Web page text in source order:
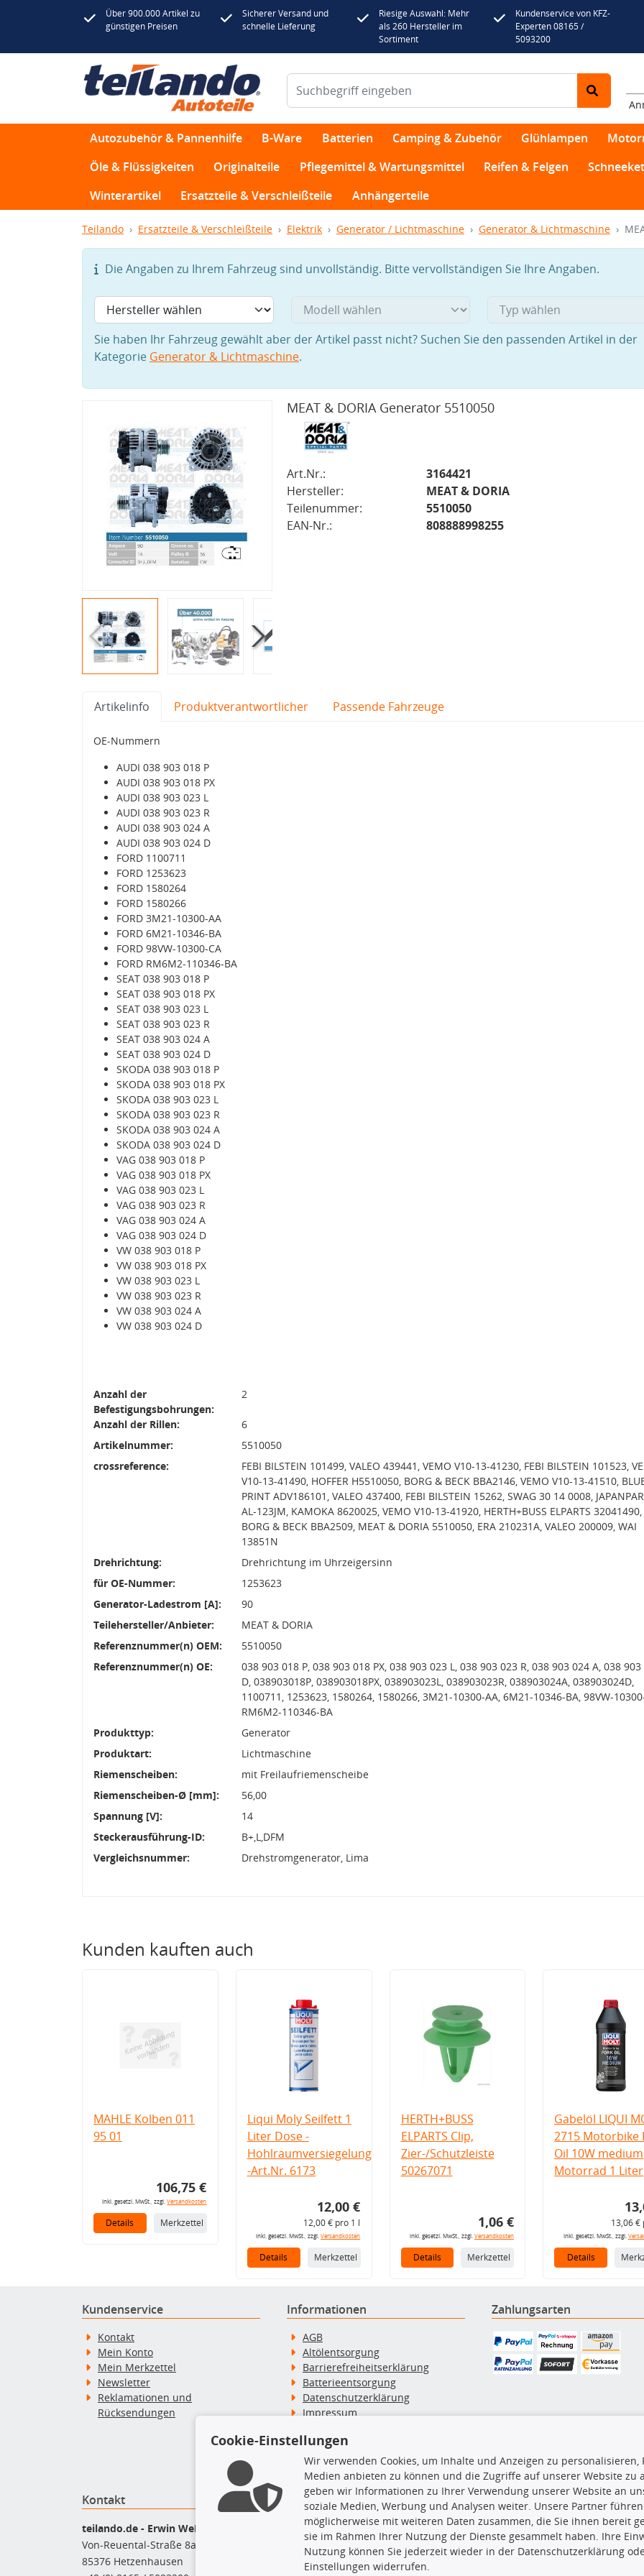
Über 900.000 Artikel zu
günstigen Preisen
Sicherer Versand und
schnelle Lieferung
Riesige Auswahl: Mehr
als 260 Hersteller im
Sortiment
Kundenservice von KFZ-
Experten 08165 /
5093200
Autozubehör & Pannenhilfe B-Ware Batterien Camping & Zubehör Glühlampen
Öle & Flüssigkeiten
Originalteile Pflegemittel & Wartungsmittel Reifen & Felgen
Winterartikel
Ersatzteile & Verschleißteile Anhängerteile
Teilando Ersatzteile & Verschleißteile Elektrik Generator / Lichtmaschine Generator & Lichtmaschine
Die Angaben zu Ihrem Fahrzeug sind unvollständig. Bitte vervollständigen Sie Ihre Angaben.
Sie haben Ihr Fahrzeug gewählt aber der Artikel passt nicht? Suchen Sie den passenden Artikel in der
Kategorie Generator & Lichtmaschine.
MEAT & DORIA Generator 5510050
Art.Nr.:
3164421
Hersteller:
MEAT & DORIA
Teilenummer:
5510050
EAN-Nr.:
808888998255
Artikelinfo Produktverantwortlicher Passende Fahrzeuge
OE-Nummern
AUDI 038 903 018 P
AUDI 038 903 018 PX
AUDI 038 903 023 L
AUDI 038 903 023 R
AUDI 038 903 024 A
AUDI 038 903 024 D
FORD 1100711
FORD 1253623
FORD 1580264
FORD 1580266
FORD 3M21-10300-AA
FORD 6M21-10346-BA
FORD 98VW-10300-CA
FORD RM6M2-110346-BA
SEAT 038 903 018 P
SEAT 038 903 018 PX
SEAT 038 903 023 L
SEAT 038 903 023 R
SEAT 038 903 024 A
SEAT 038 903 024 D
SKODA 038 903 018 P
SKODA 038 903 018 PX
SKODA 038 903 023 L
SKODA 038 903 023 R
SKODA 038 903 024 A
SKODA 038 903 024 D
VAG 038 903 018 P
VAG 038 903 018 PX
VAG 038 903 023 L
VAG 038 903 023 R
VAG 038 903 024 A
VAG 038 903 024 D
VW 038 903 018 P
VW 038 903 018 PX
VW 038 903 023 L
VW 038 903 023 R
VW 038 903 024 A
VW 038 903 024 D
Anzahl der
Befestigungsbohrungen:
2
Anzahl der Rillen:
6
Artikelnummer:
5510050
crossreference:
FEBI BILSTEIN 101499, VALEO 439441, VEMO V10-13-41230, FEBI BILSTEIN 101523,
V10-13-41490, HOFFER H5510050, BORG & BECK BBA2146, VEMO V10-13-41510,
PRINT ADV186101, VALEO 437400, FEBI BILSTEIN 15262, SWAG 30 14 0008,
AL-123JM, KAMOKA 8620025, VEMO V10-13-41920, HERTH+BUSS ELPARTS 32041490,
BORG & BECK BBA2509, MEAT & DORIA 5510050, ERA 210231A, VALEO 200009, WAI
13851N
Drehrichtung:
Drehrichtung im Uhrzeigersinn
für OE-Nummer:
1253623
Generator-Ladestrom [A]:
90
Teilehersteller/Anbieter:
MEAT & DORIA
Referenznummer(n) OEM:
5510050
Referenznummer(n) OE:
038 903 018 P, 038 903 018 PX, 038 903 023 L, 038 903 023 R, 038 903 024 A, 038 903
D, 038903018P, 038903018PX, 038903023L, 038903023R, 038903024A, 038903024D,
1100711, 1253623, 1580264, 1580266, 3M21-10300-AA, 6M21-10346-BA, 98VW-
RM6M2-110346-BA
Produkttyp:
Generator
Produktart:
Lichtmaschine
Riemenscheiben:
mit Freilaufriemenscheibe
Riemenscheiben-Ø [mm]:
56,00
Spannung [V]:
14
Steckerausführung-ID:
B+,L,DFM
Vergleichsnummer:
Drehstromgenerator, Lima
Kunden kauften auch
MAHLE Kolben 011
95 01
106,75 €
inkl. gesetzl. MwSt., zzgl.Versandkosten
Details Merkzettel
Liqui Moly Seilfett 1
Liter Dose -
Hohlraumversiegelung
-Art.Nr. 6173
12,00 €
12,00 € pro 1 l
inkl. gesetzl. MwSt., zzgl.Versandkosten
Details Merkzettel
HERTH+BUSS
ELPARTS Clip,
Zier-/Schutzleiste
50267071
1,06 €
inkl. gesetzl. MwSt., zzgl. Versandkosten
Details Merkzettel
Gabelöl LIQUI
2715 Motorbike
Oil 10W medium
Motorrad 1 Liter
13,06 €
inkl. gesetzl. MwSt., zzgl.
Details
Kundenservice
Kontakt
Mein Konto
Mein Merkzettel
Newsletter
Reklamationen und
Rücksendungen
Informationen
AGB
Altölentsorgung
Barrierefreiheitserklärung
Batterieentsorgung
Datenschutzerklärung
Impressum
Widerruf des Vertrags
Zahlung & Versand
Zahlungsarten
Kontakt
teilando.de - Erwin Weber GmbH
Von-Reuental-Straße 8a
85376 Hetzenhausen
Top Produkte
Beleuchtung
Bremsbeläge
Bremsscheiben
Kupplungssatz
TecDoc Inside
Cookie-Einstellungen
Wir verwenden Cookies, um Inhalte und Anzeigen zu
Medien anbieten zu können und die Zugriffe auf unserer Website zu
geben wir Informationen zu Ihrer Verwendung unserer Website an
soziale Medien, Werbung und Analysen weiter. Unsere Partner
möglicherweise mit weiteren Daten zusammen, die Sie ihnen bereit
sie im Rahmen Ihrer Nutzung der Dienste gesammelt haben. Ihre
Nutzung können Sie jederzeit wieder in der Datenschutzerklärung
Einstellungen widerrufen.